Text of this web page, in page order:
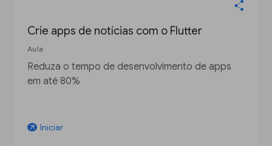
Crie apps de notícias com o Flutter
Aula
Reduza o tempo de desenvolvimento de apps
em até 80%
arrow_outward Iniciar